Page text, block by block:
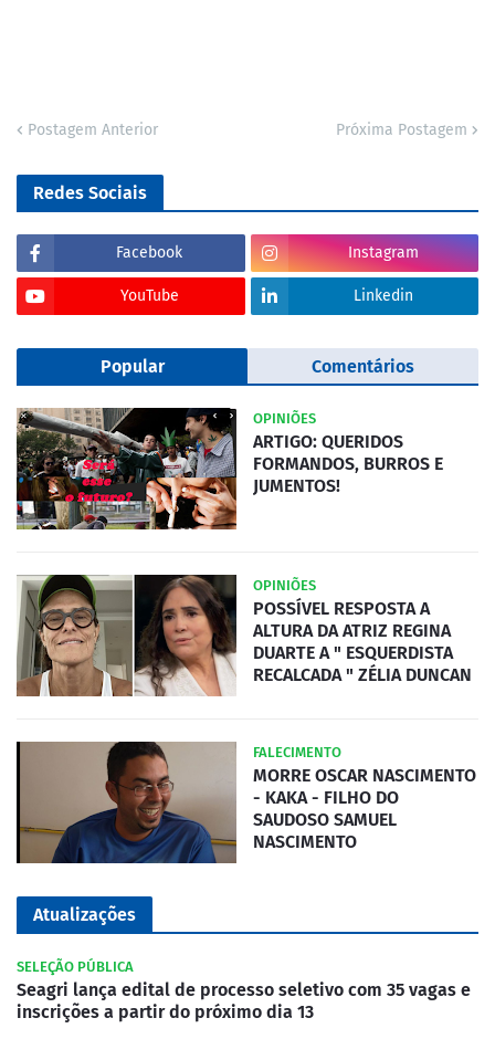
Postagem Anterior Próxima Postagem
Redes Sociais
Facebook Instagram
YouTube Linkedin
Popular Comentários
OPINIÕES
ARTIGO: QUERIDOS
FORMANDOS, BURROS E
JUMENTOS!
OPINIÕES
POSSÍVEL RESPOSTA A
ALTURA DA ATRIZ REGINA
DUARTE A " ESQUERDISTA
RECALCADA " ZÉLIA DUNCAN
FALECIMENTO
MORRE OSCAR NASCIMENTO
- KAKA - FILHO DO
SAUDOSO SAMUEL
NASCIMENTO
Atualizações
SELEÇÃO PÚBLICA
Seagri lança edital de processo seletivo com 35 vagas e
inscrições a partir do próximo dia 13